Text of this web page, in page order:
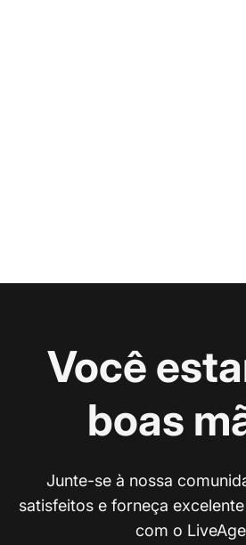
Você
boas
Junte-se à nossa
satisfeitos e forneça
com o